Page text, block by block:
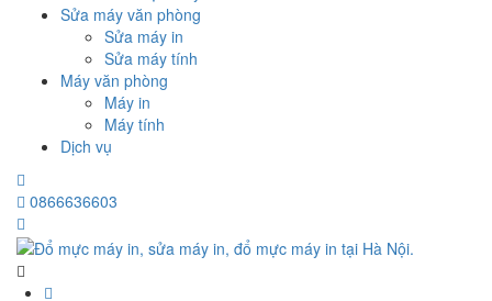
Sửa máy văn phòng
Sửa máy in
Sửa máy tính
Máy văn phòng
Máy in
Máy tính
Dịch vụ
0866636603